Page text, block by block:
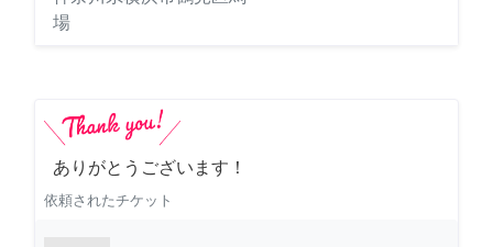
場
ありがとうございます！
依頼されたチケット